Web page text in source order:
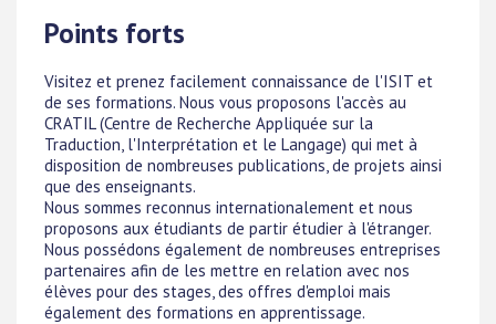
Points forts
Visitez et prenez facilement connaissance de l'ISIT et
de ses formations. Nous vous proposons l'accès au
CRATIL (Centre de Recherche Appliquée sur la
Traduction, l'Interprétation et le Langage) qui met à
disposition de nombreuses publications, de projets ainsi
que des enseignants.
Nous sommes reconnus internationalement et nous
proposons aux étudiants de partir étudier à l'étranger.
Nous possédons également de nombreuses entreprises
partenaires afin de les mettre en relation avec nos
élèves pour des stages, des offres d'emploi mais
également des formations en apprentissage.